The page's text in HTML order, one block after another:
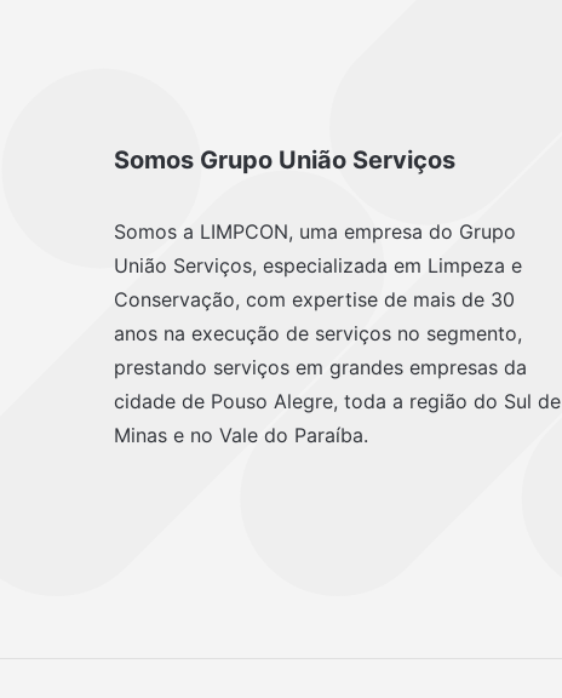
Somos Grupo União Serviços
Somos a LIMPCON, uma empresa do Grupo
União Serviços, especializada em Limpeza e
Conservação, com expertise de mais de 30
anos na execução de serviços no segmento,
prestando serviços em grandes empresas da
cidade de Pouso Alegre, toda a região do Sul de
Minas e no Vale do Paraíba.